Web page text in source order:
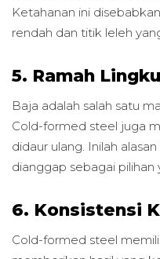
Ketahanan ini
rendah dan titik leleh
5. Ramah
Baja adalah salah satu
Cold-formed steel juga
didaur ulang. Inilah
dianggap sebagai pilihan
6. Konsistensi
Cold-formed steel